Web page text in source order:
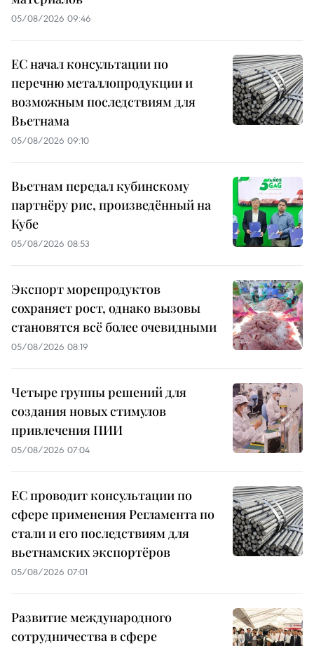
05/08/2026 09:46
ЕС начал консультации по
перечню металлопродукции и
возможным последствиям для
Вьетнама
05/08/2026 09:10
Вьетнам передал кубинскому
партнёру рис, произведённый на
Кубе
05/08/2026 08:53
Экспорт морепродуктов
сохраняет рост, однако вызовы
становятся всё более очевидными
05/08/2026 08:19
Четыре группы решений для
создания новых стимулов
привлечения ПИИ
05/08/2026 07:04
ЕС проводит консультации по
сфере применения Регламента по
стали и его последствиям для
вьетнамских экспортёров
05/08/2026 07:01
Развитие международного
сотрудничества в сфере